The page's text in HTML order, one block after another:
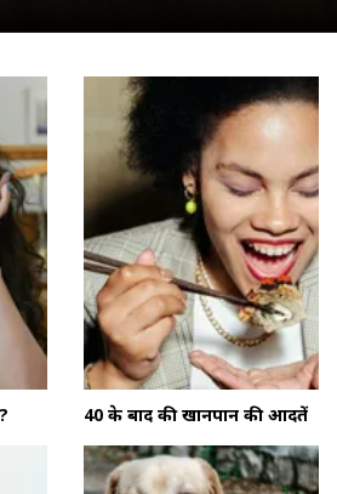
40 के बाद की खानपान की आदतें